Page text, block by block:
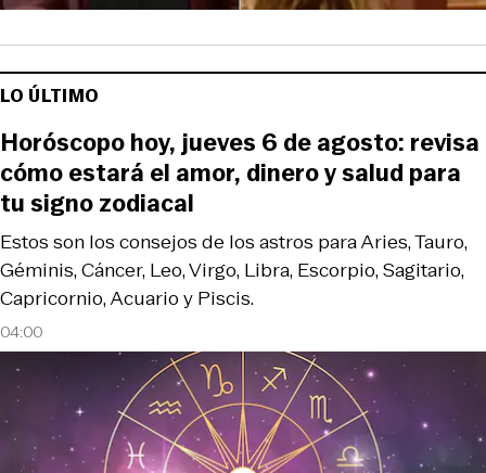
LO ÚLTIMO
04:00
Estos son los consejos de los astros para Aries, Tauro,
Géminis, Cáncer, Leo, Virgo, Libra, Escorpio, Sagitario,
Capricornio, Acuario y Piscis.
Horóscopo hoy, jueves 6 de agosto: revisa
cómo estará el amor, dinero y salud para
tu signo zodiacal